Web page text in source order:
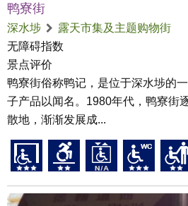
鸭寮街
深水埗
露天市集及主题购物街
无障碍指数
景点评价
鸭寮街俗称鸭记，是位于深水埗的
子产品以闻名。1980年代，鸭寮街
散地，渐渐发展成...